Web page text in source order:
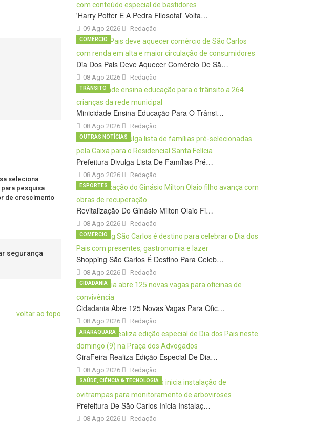
seleciona
pesquisa
de crescimento
segurança
voltar ao topo
'Harry Potter E A Pedra Filosofal' Volta…
09 Ago 2026 Redação
Dia Dos Pais Deve Aquecer Comércio De Sã…
08 Ago 2026
COMÉRCIO
Redação
Minicidade Ensina Educação Para O Trânsi…
08 Ago 2026
TRÂNSITO
Redação
Prefeitura Divulga Lista De Famílias Pré…
08 Ago 2026
OUTRAS NOTÍCIAS
Redação
Revitalização Do Ginásio Milton Olaio Fi…
08 Ago 2026
ESPORTES
Redação
Shopping São Carlos É Destino Para Celeb…
08 Ago 2026
COMÉRCIO
Redação
Cidadania Abre 125 Novas Vagas Para Ofic…
08 Ago 2026
CIDADANIA
Redação
GiraFeira Realiza Edição Especial De Dia…
08 Ago 2026
ARARAQUARA
Redação
Prefeitura De São Carlos Inicia Instalaç…
08 Ago 2026
SAÚDE, CIÊNCIA & TECNOLOGIA
Redação